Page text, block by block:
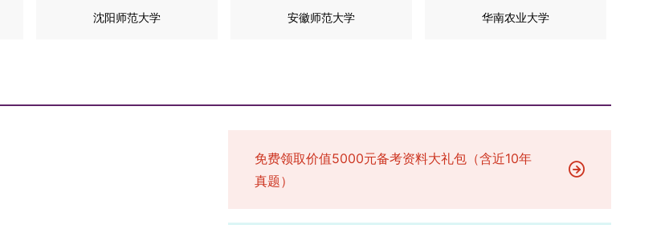
沈阳师范大学 安徽师范大学 华南农业大学
免费领取价值5000元备考资料大礼包（含近10年
真题）